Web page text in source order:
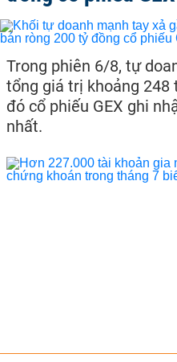
Trong phiên 6/8, tự
tổng giá trị khoảng 248
đó cổ phiếu GEX ghi
nhất.